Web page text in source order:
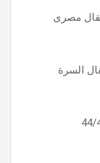
مصرى
السرة